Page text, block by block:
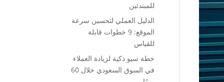
للمبتدئين
الدليل العملي لتحسين سرعة
الموقع: 9 خطوات قابلة
للقياس
خطة سيو ذكية لزيادة العملاء
في السوق السعودي خلال 60